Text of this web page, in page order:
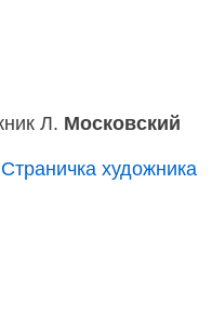
Л. Московский
Страничка художника